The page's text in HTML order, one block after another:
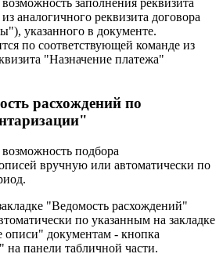
аналогичного реквизита договора
указанного в документе.
по соответствующей команде из
"Назначение платежа"
расхождений по
подбора
вручную или автоматически по
"Ведомость расхождений"
по указанным на закладке
документам - кнопка
панели табличной части.